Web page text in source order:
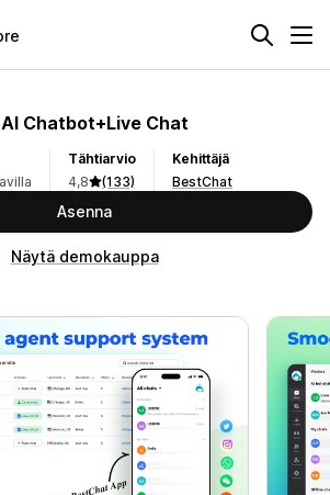
Chatbot+Live Chat
Tähtiarvio
4,8
(133)
Kehittäjä
BestChat
Asenna
Näytä demokauppa